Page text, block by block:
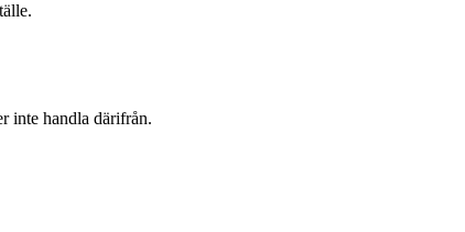
inte handla därifrån.